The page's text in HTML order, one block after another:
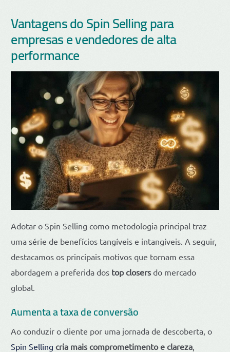
Vantagens do Spin Selling para
empresas e vendedores de alta
performance
Adotar o Spin Selling como metodologia principal traz
uma série de benefícios tangíveis e intangíveis. A seguir,
destacamos os principais motivos que tornam essa
abordagem a preferida dos top closers do mercado
global.
Aumenta a taxa de conversão
Ao conduzir o cliente por uma jornada de descoberta, o
Spin Selling cria mais comprometimento e clareza